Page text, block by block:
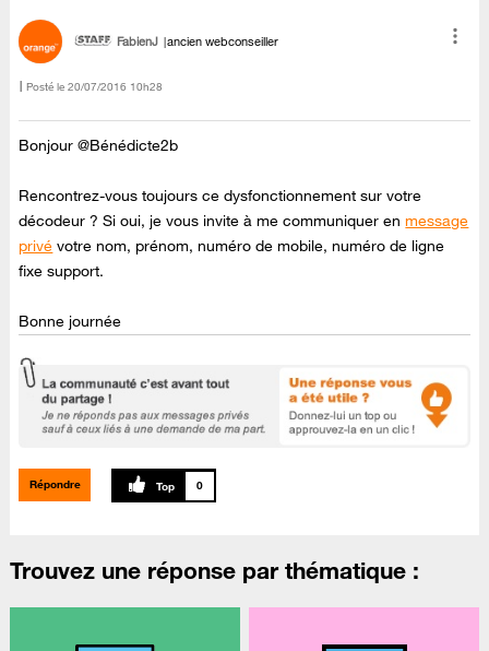
FabienJ ancien webconseiller
Posté le ‎20/07/2016 10h28
Bonjour @Bénédicte2b
Rencontrez-vous toujours ce dysfonctionnement sur votre
décodeur ? Si oui, je vous invite à me communiquer enmessage
privé votre nom, prénom, numéro de mobile, numéro de ligne
fixe support.
Bonne journée
Répondre 0
Trouvez une réponse par thématique :